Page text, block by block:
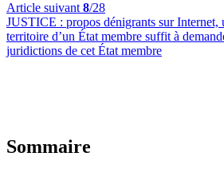
Article suivant 8/28
JUSTICE : propos dénigrants sur
territoire d’un État membre suffit à
juridictions de cet État membre
Sommaire